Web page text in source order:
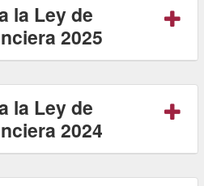
la Ley de
2025
la Ley de
2024